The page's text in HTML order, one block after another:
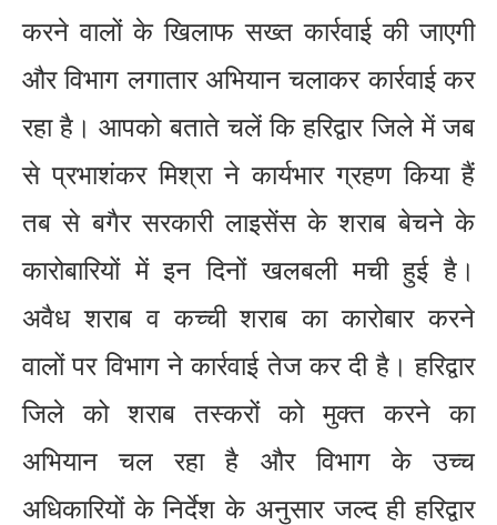
करने वालों के खिलाफ सख्त कार्रवाई की जाएगी
और विभाग लगातार अभियान चलाकर कार्रवाई कर
रहा है। आपको बताते चलें कि हरिद्वार जिले में जब
से प्रभाशंकर मिश्रा ने कार्यभार ग्रहण किया हैं
तब से बगैर सरकारी लाइसेंस के शराब बेचने के
कारोबारियों में इन दिनों खलबली मची हुई है।
अवैध शराब व कच्ची शराब का कारोबार करने
वालों पर विभाग ने कार्रवाई तेज कर दी है। हरिद्वार
जिले को शराब तस्करों को मुक्त करने का
अभियान चल रहा है और विभाग के उच्च
अधिकारियों के निर्देश के अनुसार जल्द ही हरिद्वार